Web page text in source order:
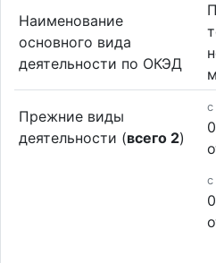
Наименование
основного вида
деятельности по ОКЭД
Прежние виды
деятельности (всего 2)
c
c